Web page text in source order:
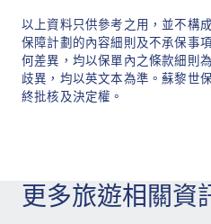
（包括首尾兩日）
經蘇黎世網站或投
成功申請指定保險
2026年8月31日或之
如客戶同時符合就相
推廣優惠之條件，蘇
以上資料只供參考之用，並不構
保障計劃的內容細則及不承保事
何差異，均以保單內之條款細則
歧異，均以英文本為準。蘇黎世
終批核及決定權。
更多旅遊相關資